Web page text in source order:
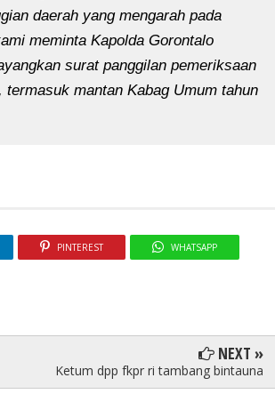
daerah yang mengarah pada
meminta Kapolda Gorontalo
surat panggilan pemeriksaan
mantan Kabag Umum tahun
PINTEREST WHATSAPP
NEXT »
Ketum dpp fkpr ri tambang bintauna